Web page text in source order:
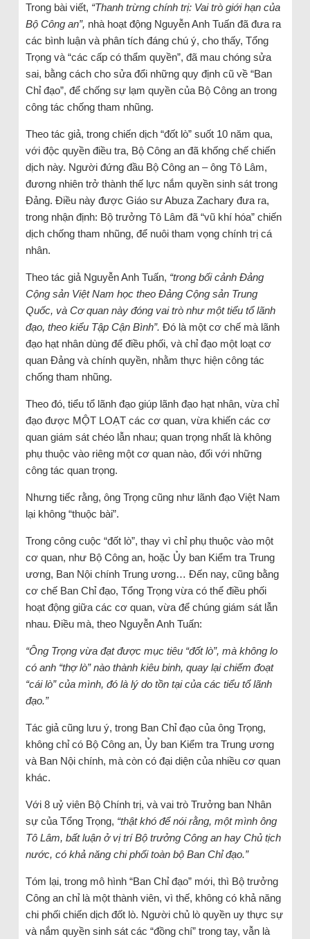
Trong bài viết, “Thanh trừng chính trị: Vai trò giới hạn của
Bộ Công an”, nhà hoạt động Nguyễn Anh Tuấn đã đưa ra
các bình luận và phân tích đáng chú ý, cho thấy, Tổng
Trọng và “các cấp có thẩm quyền”, đã mau chóng sửa
sai, bằng cách cho sửa đổi những quy định cũ về “Ban
Chỉ đạo”, để chống sự lạm quyền của Bộ Công an trong
công tác chống tham nhũng.
Theo tác giả, trong chiến dịch “đốt lò” suốt 10 năm qua,
với độc quyền điều tra, Bộ Công an đã khống chế chiến
dịch này. Người đứng đầu Bộ Công an – ông Tô Lâm,
đương nhiên trở thành thế lực nắm quyền sinh sát trong
Đảng. Điều này được Giáo sư Abuza Zachary đưa ra,
trong nhận định: Bộ trưởng Tô Lâm đã “vũ khí hóa” chiến
dịch chống tham nhũng, để nuôi tham vọng chính trị cá
nhân.
Theo tác giả Nguyễn Anh Tuấn, “trong bối cảnh Đảng
Cộng sản Việt Nam học theo Đảng Cộng sản Trung
Quốc, và Cơ quan này đóng vai trò như một tiểu tổ lãnh
đạo, theo kiểu Tập Cận Bình”. Đó là một cơ chế mà lãnh
đạo hạt nhân dùng để điều phối, và chỉ đạo một loạt cơ
quan Đảng và chính quyền, nhằm thực hiện công tác
chống tham nhũng.
Theo đó, tiểu tổ lãnh đạo giúp lãnh đạo hạt nhân, vừa chỉ
đạo được MỘT LOẠT các cơ quan, vừa khiến các cơ
quan giám sát chéo lẫn nhau; quan trọng nhất là không
phụ thuộc vào riêng một cơ quan nào, đối với những
công tác quan trọng.
Nhưng tiếc rằng, ông Trọng cũng như lãnh đạo Việt Nam
lại không “thuộc bài”.
Trong công cuộc “đốt lò”, thay vì chỉ phụ thuộc vào một
cơ quan, như Bộ Công an, hoặc Ủy ban Kiểm tra Trung
ương, Ban Nội chính Trung ương… Đến nay, cũng bằng
cơ chế Ban Chỉ đạo, Tổng Trọng vừa có thể điều phối
hoạt động giữa các cơ quan, vừa để chúng giám sát lẫn
nhau. Điều mà, theo Nguyễn Anh Tuấn:
“Ông Trọng vừa đạt được mục tiêu “đốt lò”, mà không lo
có anh “thợ lò” nào thành kiêu binh, quay lại chiếm đoạt
“cái lò” của mình, đó là lý do tồn tại của các tiểu tổ lãnh
đạo.”
Tác giả cũng lưu ý, trong Ban Chỉ đạo của ông Trọng,
không chỉ có Bộ Công an, Ủy ban Kiểm tra Trung ương
và Ban Nội chính, mà còn có đại diện của nhiều cơ quan
khác.
Với 8 uỷ viên Bộ Chính trị, và vai trò Trưởng ban Nhân
sự của Tổng Trọng, “thật khó để nói rằng, một mình ông
Tô Lâm, bất luận ở vị trí Bộ trưởng Công an hay Chủ tịch
nước, có khả năng chi phối toàn bộ Ban Chỉ đạo.”
Tóm lại, trong mô hình “Ban Chỉ đạo” mới, thì Bộ trưởng
Công an chỉ là một thành viên, vì thế, không có khả năng
chi phối chiến dịch đốt lò. Người chủ lò quyền uy thực sự
và nắm quyền sinh sát các “đồng chí” trong tay, vẫn là